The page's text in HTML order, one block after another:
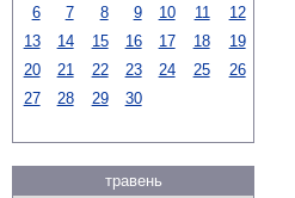
6
7 8 9 10 11
12
13
14 15 16 17 18
19
20
21 22 23 24 25
26
27
28 29 30
травень